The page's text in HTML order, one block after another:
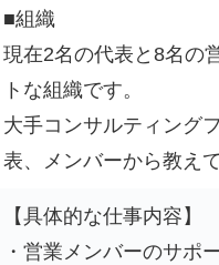
■組織
現在2名の代表と8名の
トな組織です。
大手コンサルティング
表、メンバーから教え
【具体的な仕事内容】
・営業メンバーのサポ